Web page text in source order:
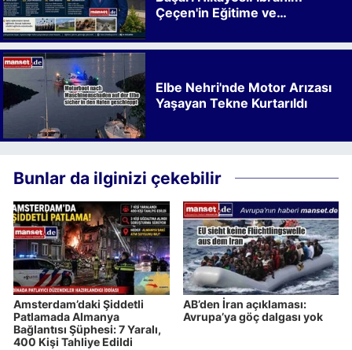
Çeçen'in Eğitime ve
Elbe Nehri'nde Motor Arızası
Yaşayan Tekne Kurtarıldı
Bunlar da ilginizi çekebilir
Amsterdam’daki Şiddetli
Patlamada Almanya
Bağlantısı Şüphesi: 7 Yaralı,
400 Kişi Tahliye Edildi
AB’den İran açıklaması:
Avrupa’ya göç dalgası yok